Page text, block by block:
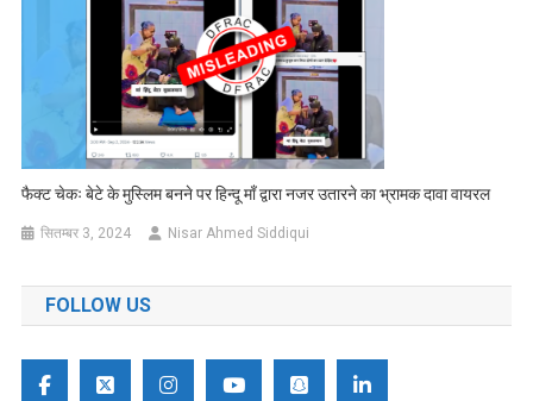
फैक्ट चेकः बेटे के मुस्लिम बनने पर हिन्दू माँ द्वारा नजर उतारने का भ्रामक दावा वायरल
सितम्बर 3, 2024 Nisar Ahmed Siddiqui
FOLLOW US